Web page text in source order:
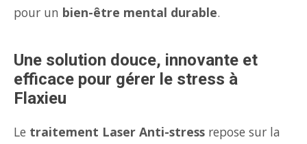
pour un bien-être mental durable.
Une solution douce, innovante et
efficace pour gérer le stress à
Flaxieu
Le traitement Laser Anti-stress repose sur la